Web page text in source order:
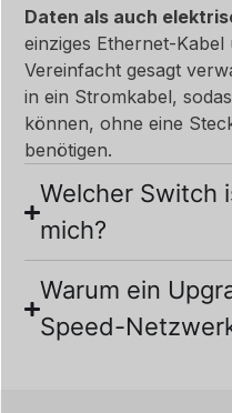
Daten als auch
einziges Ethernet-
Vereinfacht gesagt
in ein Stromkabel,
können, ohne eine
benötigen.
Welcher Switch
mich?
Warum ein
Speed-